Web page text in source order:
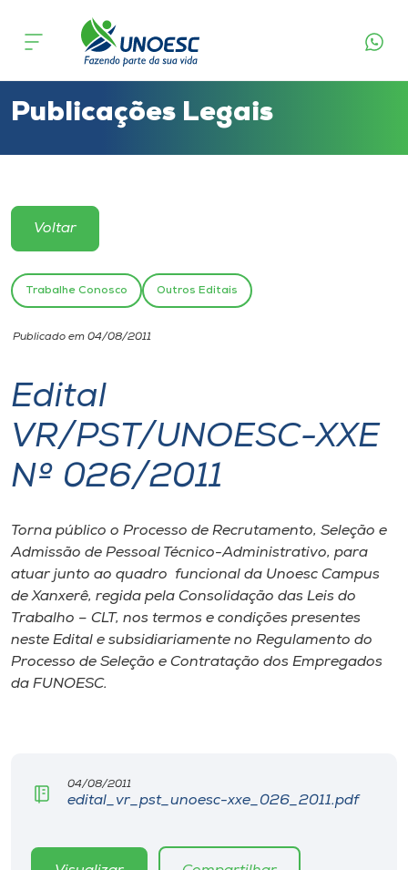
Cursos
Atendimento ao Estudante
Portal de Ensino
Unoesc
Internacionalização
I.nova
Cultura
CPA
Biblioteca
Publicações Legais
Voltar
Trabalhe Conosco Outros Editais
Publicado em 04/08/2011
Edital
VR/PST/UNOESC-XXE
Nº 026/2011
Torna público o Processo de Recrutamento, Seleção e
Admissão de Pessoal Técnico-Administrativo, para
atuar junto ao quadro funcional da Unoesc Campus
de Xanxerê, regida pela Consolidação das Leis do
Trabalho – CLT, nos termos e condições presentes
neste Edital e subsidiariamente no Regulamento do
Processo de Seleção e Contratação dos Empregados
da FUNOESC.
04/08/2011
edital_vr_pst_unoesc-xxe_026_2011.pdf